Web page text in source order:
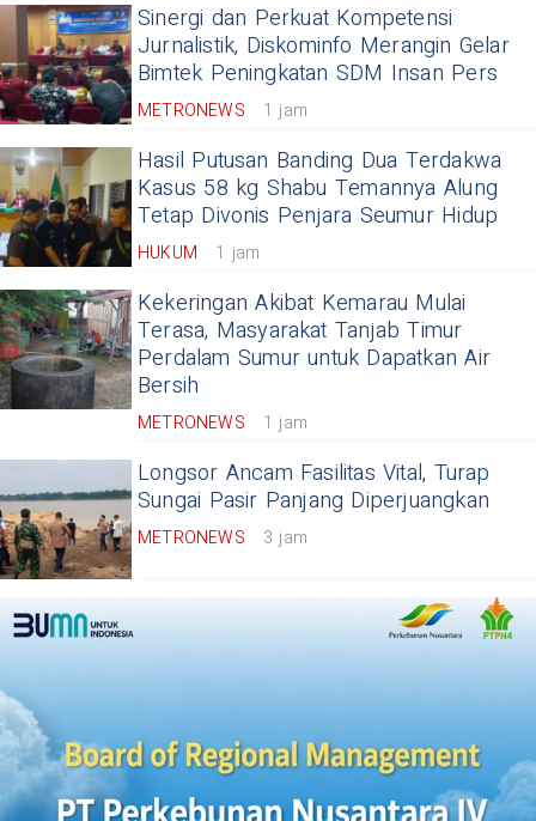
Sinergi dan Perkuat Kompetensi
Jurnalistik, Diskominfo Merangin Gelar
Bimtek Peningkatan SDM Insan Pers
METRONEWS 1 jam
Hasil Putusan Banding Dua Terdakwa
Kasus 58 kg Shabu Temannya Alung
Tetap Divonis Penjara Seumur Hidup
HUKUM 1 jam
Kekeringan Akibat Kemarau Mulai
Terasa, Masyarakat Tanjab Timur
Perdalam Sumur untuk Dapatkan Air
Bersih
METRONEWS 1 jam
Longsor Ancam Fasilitas Vital, Turap
Sungai Pasir Panjang Diperjuangkan
METRONEWS 3 jam